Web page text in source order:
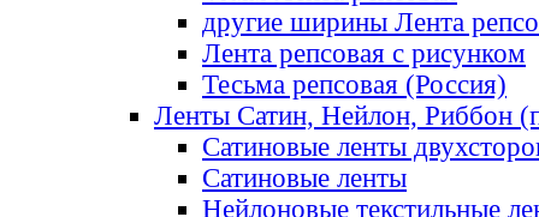
другие ширины Лента
Лента репсовая с рисунком
Тесьма репсовая (Россия)
Ленты Сатин, Нейлон, Риббон
Сатиновые ленты
Сатиновые ленты
Нейлоновые текстильные